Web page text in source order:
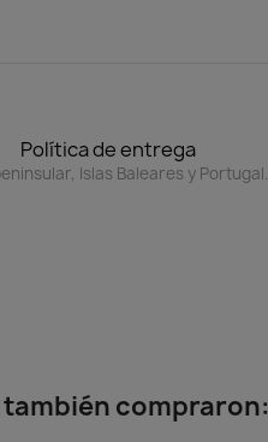
Política de entrega
Islas Baleares y Portugal.
compraron: